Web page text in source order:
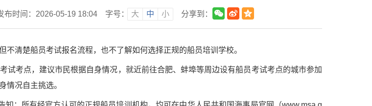
布时间：2026-05-19 18:04 字号： 大 中 小 分享到：
清楚船员考试报名流程，也不了解如何选择正规的船员培训学校。
试考点，建议市民根据自身情况，就近前往合肥、蚌埠等周边设有船员考试考点的城市参加
情况自主挑选。